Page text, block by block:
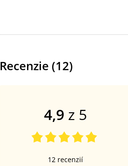
Recenzie (12)
4,9 z 5
12 recenzií